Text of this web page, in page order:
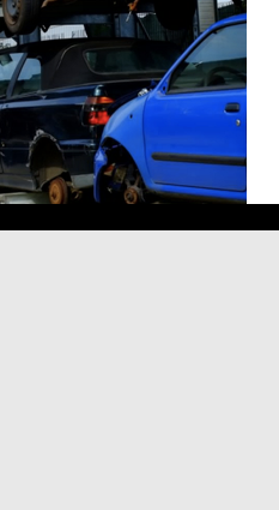
Haddad Musi
Traxión Claudia
Adrián Rubalcava